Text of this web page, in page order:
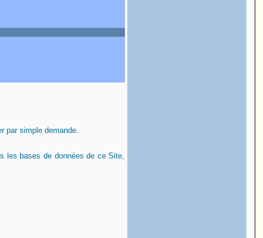
par simple demande.
les bases de données de ce Site,